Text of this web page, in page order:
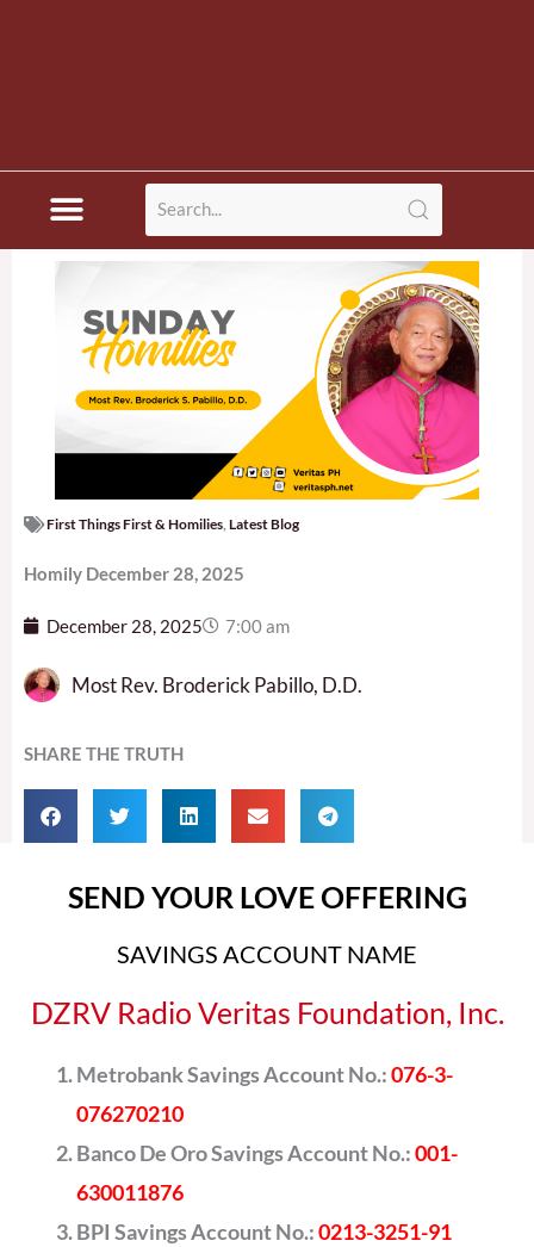
First Things First & Homilies Latest Blog
Homily December 28, 2025
December 28, 2025 7:00 am
Most Rev. Broderick Pabillo, D.D.
SHARE THE TRUTH
SEND YOUR LOVE OFFERING
SAVINGS ACCOUNT NAME
DZRV Radio Veritas Foundation, Inc.
Metrobank Savings Account No.:076-3-
076270210
Banco De Oro Savings Account No.:001-
630011876
BPI Savings Account No.:0213-3251-91